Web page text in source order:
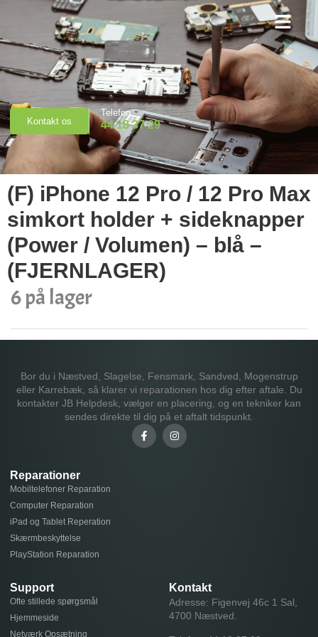
Kontakt os
Telefon
44 18 37 29
(F) iPhone 12 Pro / 12 Pro Max
simkort holder + sideknapper
(Power / Volumen) – blå –
(FJERNLAGER)
6 på lager
Bor du i Næstved, Slagelse, Fensmark, Sandved, Mogenstrup
eller Karrebæk, så klarer vi reparationen hos dig efter aftale. Du
kontakter JB Helpdesk, vælger en placering, og en tekniker kan
sendes direkte til dig på et aftalt tidspunkt.
Reparationer
Mobiltelefoner Reparation
Computer Reparation
iPad og Tablet Reperation
Skærmbeskyttelse
PlayStation Reparation
Support
Ofte stillede spørgsmål
Hjemmeside
Netværk Opsætning
Kontakt
Adresse: Figenvej 46c 1 Sal,
4700 Næstved.